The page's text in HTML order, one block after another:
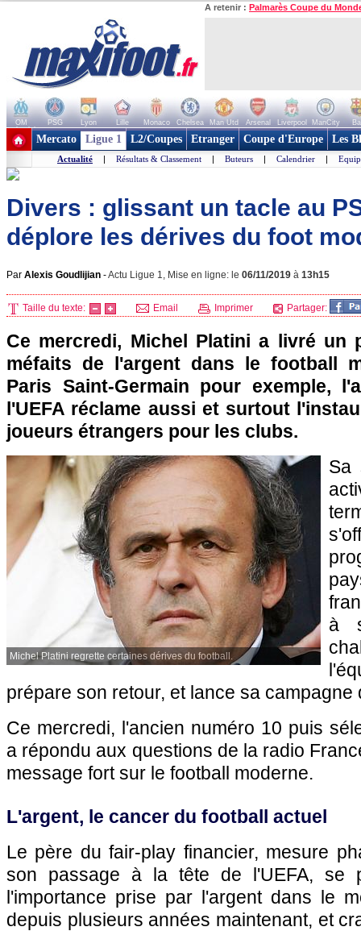
A retenir : Palmarès Coupe du
OM PSG Lyon Lille Monaco Chelsea Man Utd Arsenal Liverpool ManCity
+ de clubs
Mercato Ligue 1 L2/Coupes Etranger Coupe d'Europe Les
Actualité | Résultats & Classement | Buteurs | Calendrier |
Divers : glissant un tacle au
déplore les dérives du foot
Par Alexis Goudlijian -Actu Ligue 1, Mise en ligne: le 06/11/2019 à 13h15
Taille du texte: Email Imprimer Partager:
Ce mercredi, Michel Platini a livré un
méfaits de l'argent dans le football
Paris Saint-Germain pour exemple,
l'UEFA réclame aussi et surtout
joueurs étrangers pour les clubs.
Michel Platini regrette certaines dérives du football.
Sa
à
prépare son retour, et lance sa campagne
Ce mercredi, l'ancien numéro 10 puis
a répondu aux questions de la radio
message fort sur le football moderne.
L'argent, le cancer du football actuel
Le père du fair-play financier, mesure
son passage à la tête de l'UEFA, se
l'importance prise par l'argent dans le
depuis plusieurs années maintenant, et